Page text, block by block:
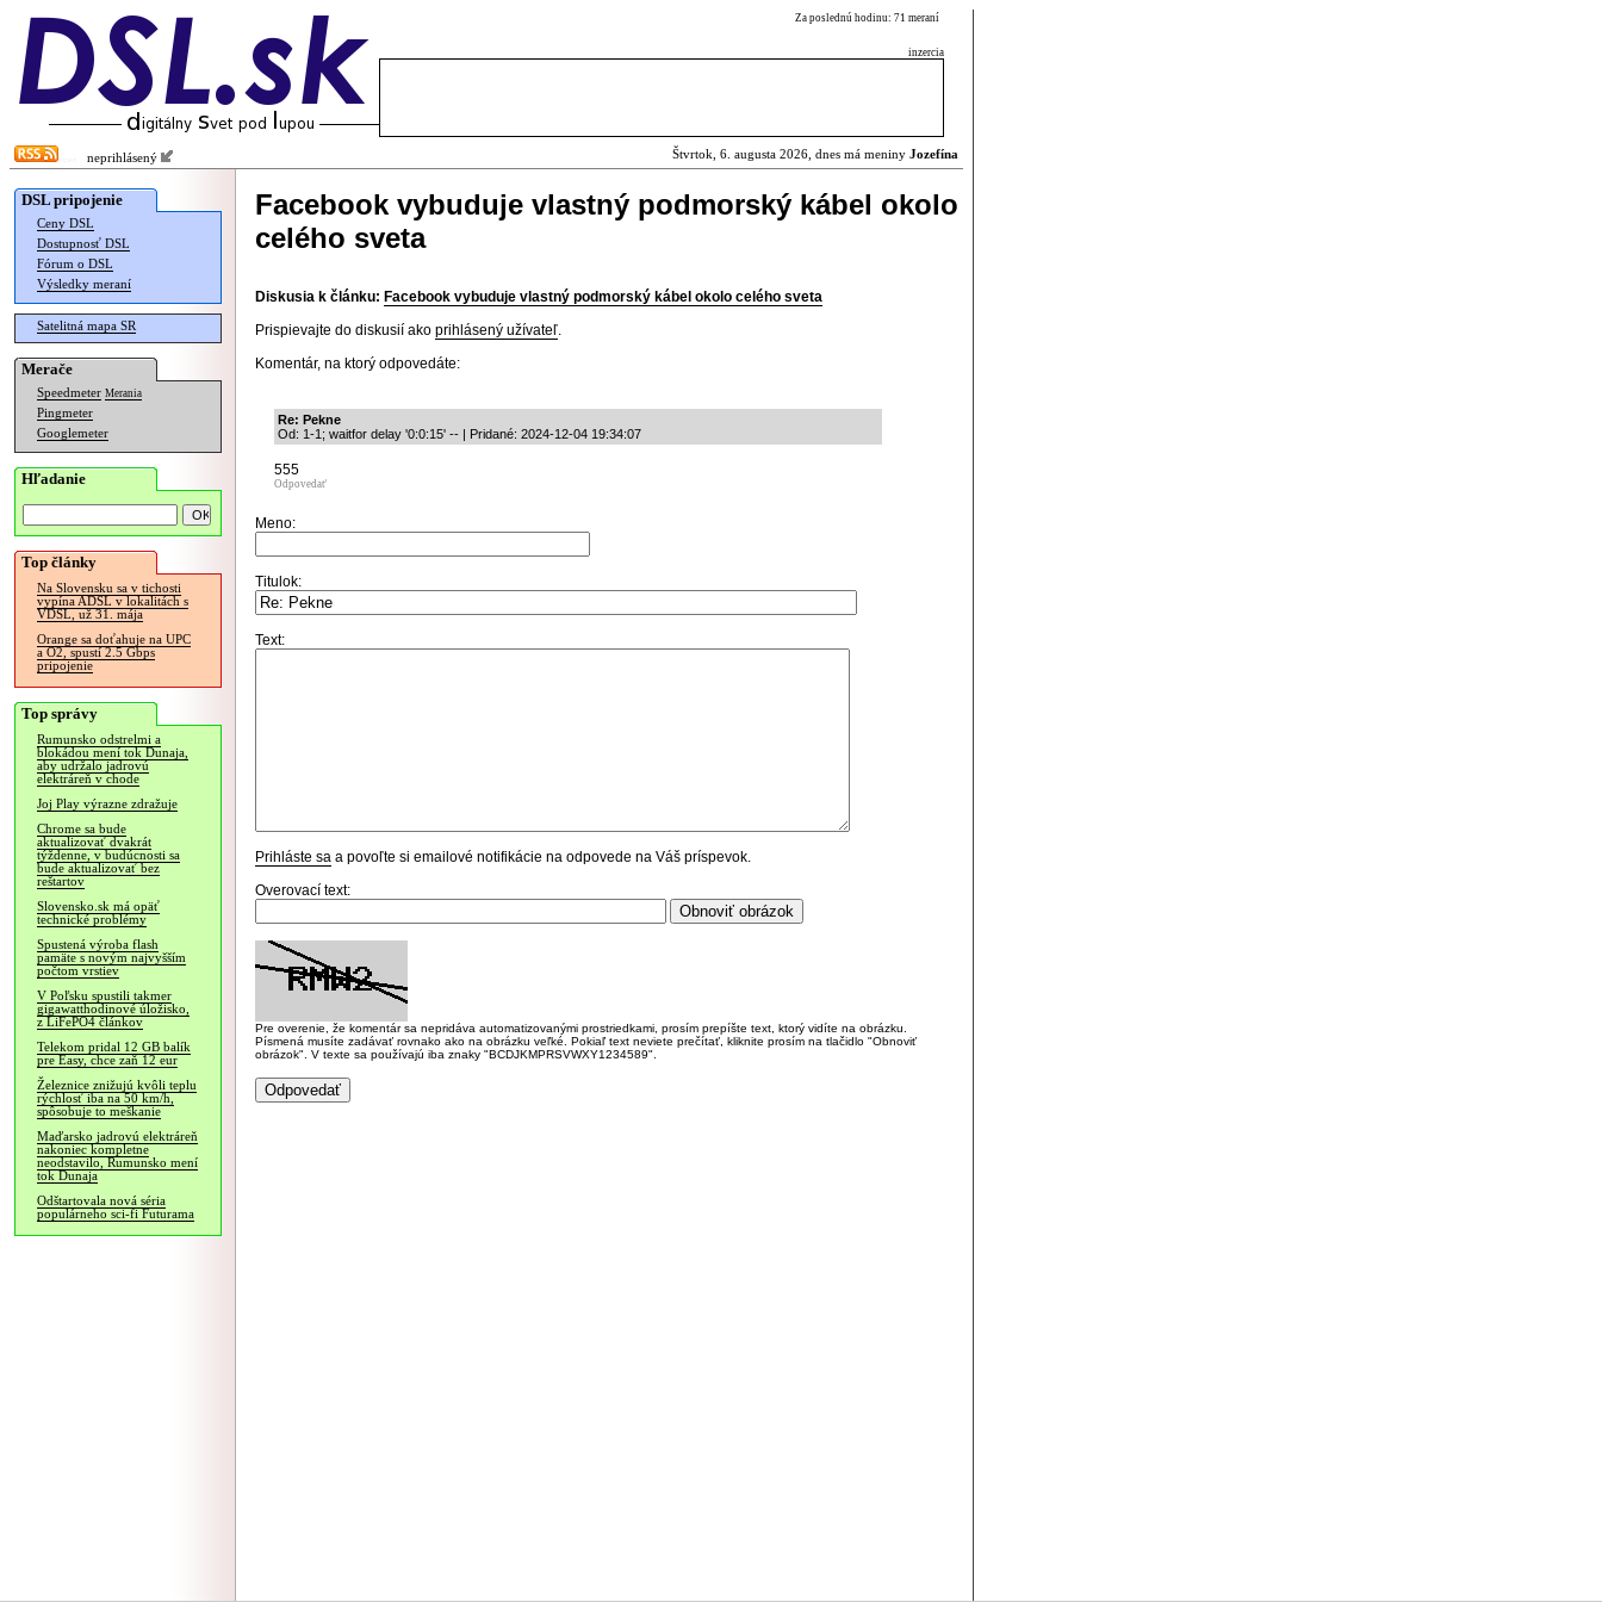
Za poslednú hodinu: 71 meraní
inzercia
neprihlásený Štvrtok, 6. augusta 2026, dnes má meniny Jozefína
DSL pripojenie
Ceny DSL
Dostupnosť DSL
Fórum o DSL
Výsledky meraní
Satelitná mapa SR
Merače
Speedmeter Merania
Pingmeter
Googlemeter
Hľadanie
Top články
Na Slovensku sa v tichosti
vypína ADSL v lokalitách s
VDSL, už 31. mája
Orange sa doťahuje na UPC
a O2, spustí 2.5 Gbps
pripojenie
Top správy
Rumunsko odstrelmi a
blokádou mení tok Dunaja,
aby udržalo jadrovú
elektráreň v chode
Joj Play výrazne zdražuje
Chrome sa bude
aktualizovať dvakrát
týždenne, v budúcnosti sa
bude aktualizovať bez
reštartov
Slovensko.sk má opäť
technické problémy
Spustená výroba flash
pamäte s novým najvyšším
počtom vrstiev
V Poľsku spustili takmer
gigawatthodinové úložisko,
z LiFePO4 článkov
Telekom pridal 12 GB balík
pre Easy, chce zaň 12 eur
Železnice znižujú kvôli teplu
rýchlosť iba na 50 km/h,
spôsobuje to meškanie
Maďarsko jadrovú elektráreň
nakoniec kompletne
neodstavilo, Rumunsko mení
tok Dunaja
Odštartovala nová séria
populárneho sci-fi Futurama
Facebook vybuduje vlastný podmorský kábel okolo
celého sveta
Diskusia k článku: Facebook vybuduje vlastný podmorský kábel okolo celého sveta
Prispievajte do diskusií ako prihlásený užívateľ.
Komentár, na ktorý odpovedáte:
Re: Pekne
Od: 1-1; waitfor delay '0:0:15' -- | Pridané: 2024-12-04 19:34:07
555
Odpovedať
Meno:
Titulok:
Text:
Prihláste sa a povoľte si emailové notifikácie na odpovede na Váš príspevok.
Overovací text:
Pre overenie, že komentár sa nepridáva automatizovanými prostriedkami, prosím prepíšte text, ktorý vidíte na obrázku.
Písmená musíte zadávať rovnako ako na obrázku veľké. Pokiaľ text neviete prečítať, kliknite prosím na tlačidlo "Obnoviť
obrázok". V texte sa používajú iba znaky "BCDJKMPRSVWXY1234589".